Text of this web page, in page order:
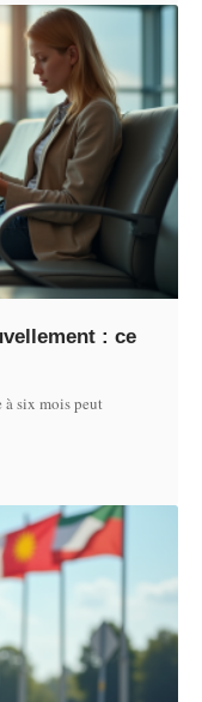
: ce
à six mois peut